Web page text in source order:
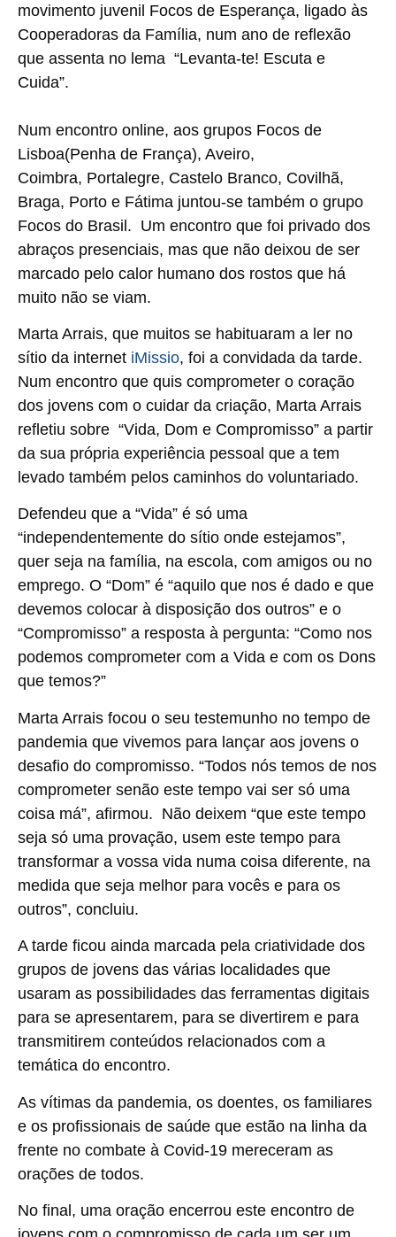
movimento juvenil Focos de Esperança, ligado às
Cooperadoras da Família, num ano de reflexão
que assenta no lema “Levanta-te! Escuta e
Cuida”.
Num encontro online, aos grupos Focos de
Lisboa(Penha de França), Aveiro,
Coimbra, Portalegre, Castelo Branco, Covilhã,
Braga, Porto e Fátima juntou-se também o grupo
Focos do Brasil. Um encontro que foi privado dos
abraços presenciais, mas que não deixou de ser
marcado pelo calor humano dos rostos que há
muito não se viam.
Marta Arrais, que muitos se habituaram a ler no
sítio da internet iMissio, foi a convidada da tarde.
Num encontro que quis comprometer o coração
dos jovens com o cuidar da criação, Marta Arrais
refletiu sobre “Vida, Dom e Compromisso” a partir
da sua própria experiência pessoal que a tem
levado também pelos caminhos do voluntariado.
Defendeu que a “Vida” é só uma
“independentemente do sítio onde estejamos”,
quer seja na família, na escola, com amigos ou no
emprego. O “Dom” é “aquilo que nos é dado e que
devemos colocar à disposição dos outros” e o
“Compromisso” a resposta à pergunta: “Como nos
podemos comprometer com a Vida e com os Dons
que temos?”
Marta Arrais focou o seu testemunho no tempo de
pandemia que vivemos para lançar aos jovens o
desafio do compromisso. “Todos nós temos de nos
comprometer senão este tempo vai ser só uma
coisa má”, afirmou. Não deixem “que este tempo
seja só uma provação, usem este tempo para
transformar a vossa vida numa coisa diferente, na
medida que seja melhor para vocês e para os
outros”, concluiu.
A tarde ficou ainda marcada pela criatividade dos
grupos de jovens das várias localidades que
usaram as possibilidades das ferramentas digitais
para se apresentarem, para se divertirem e para
transmitirem conteúdos relacionados com a
temática do encontro.
As vítimas da pandemia, os doentes, os familiares
e os profissionais de saúde que estão na linha da
frente no combate à Covid-19 mereceram as
orações de todos.
No final, uma oração encerrou este encontro de